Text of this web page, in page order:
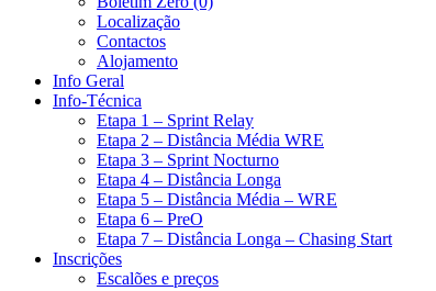
Localização
Contactos
Alojamento
Info Geral
Info-Técnica
Etapa 1 – Sprint Relay
Etapa 2 – Distância Média WRE
Etapa 3 – Sprint Nocturno
Etapa 4 – Distância Longa
Etapa 5 – Distância Média – WRE
Etapa 6 – PreO
Etapa 7 – Distância Longa – Chasing Start
Inscrições
Escalões e preços